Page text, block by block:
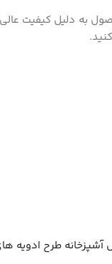
به دلیل کیفیت
های رنگی 700 شانه کد